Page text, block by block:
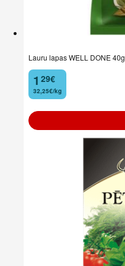
Lauru lapas WELL DONE 40g
1
. 29€
32,25€/kg